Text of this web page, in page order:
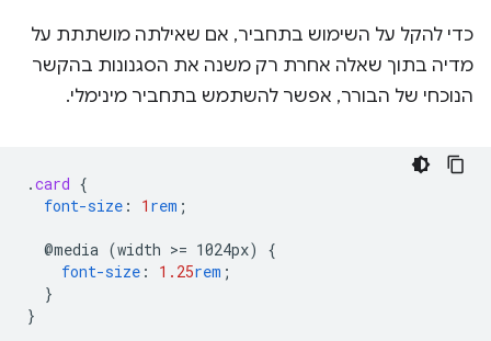
כדי להקל על השימוש בתחביר, אם שאילתה מושתתת על
מדיה בתוך שאלה אחרת רק משנה את הסגנונות בהקשר
הנוכחי של הבורר, אפשר להשתמש בתחביר מינימלי.
.card {
font-size : 1 rem ;
@media (width >= 1024px)
{
font-size : 1.25rem ;
}
}